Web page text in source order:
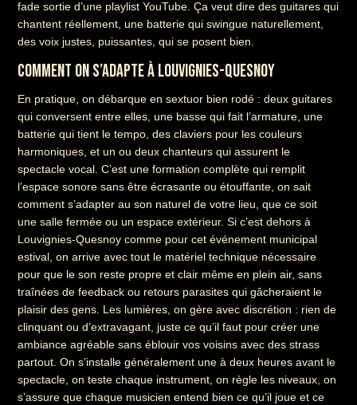
fade sortie d’une playlist YouTube. Ça veut dire des guitares qui
chantent réellement, une batterie qui swingue naturellement,
des voix justes, puissantes, qui se posent bien.
COMMENT ON S’ADAPTE À LOUVIGNIES-QUESNOY
En pratique, on débarque en sextuor bien rodé : deux guitares
qui conversent entre elles, une basse qui fait l’armature, une
batterie qui tient le tempo, des claviers pour les couleurs
harmoniques, et un ou deux chanteurs qui assurent le
spectacle vocal. C’est une formation complète qui remplit
l’espace sonore sans être écrasante ou étouffante, on sait
comment s’adapter au son naturel de votre lieu, que ce soit
une salle fermée ou un espace extérieur. Si c’est dehors à
Louvignies-Quesnoy comme pour cet événement municipal
estival, on arrive avec tout le matériel technique nécessaire
pour que le son reste propre et clair même en plein air, sans
traînées de feedback ou retours parasites qui gâcheraient le
plaisir des gens. Les lumières, on gère avec discrétion : rien de
clinquant ou d’extravagant, juste ce qu’il faut pour créer une
ambiance agréable sans éblouir vos voisins avec des strass
partout. On s’installe généralement une à deux heures avant le
spectacle, on teste chaque instrument, on règle les niveaux, on
s’assure que chaque musicien entend bien ce qu’il joue et ce